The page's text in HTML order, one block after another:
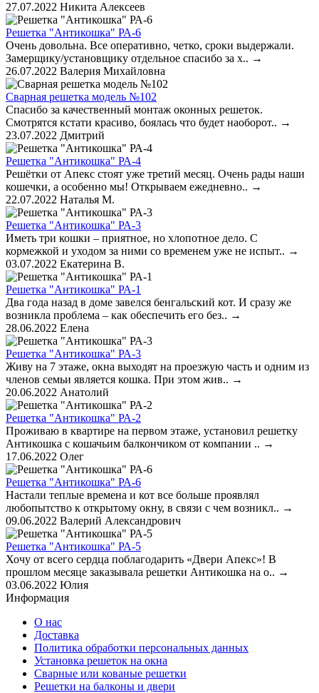
27.07.2022 Никита Алексеев
Решетка "Антикошка" РА-6
Очень довольна. Все оперативно, четко, сроки выдержали.
Замерщику/установщику отдельное спасибо за х.. →
26.07.2022 Валерия Михайловна
Сварная решетка модель №102
Спасибо за качественный монтаж оконных решеток.
Смотрятся кстати красиво, боялась что будет наоборот.. →
23.07.2022 Дмитрий
Решетка "Антикошка" РА-4
Решётки от Апекс стоят уже третий месяц. Очень рады наши
кошечки, а особенно мы! Открываем ежедневно.. →
22.07.2022 Наталья М.
Решетка "Антикошка" РА-3
Иметь три кошки – приятное, но хлопотное дело. С
кормежкой и уходом за ними со временем уже не испыт.. →
03.07.2022 Екатерина В.
Решетка "Антикошка" РА-1
Два года назад в доме завелся бенгальский кот. И сразу же
возникла проблема – как обеспечить его без.. →
28.06.2022 Елена
Решетка "Антикошка" РА-3
Живу на 7 этаже, окна выходят на проезжую часть и одним из
членов семьи является кошка. При этом жив.. →
20.06.2022 Анатолий
Решетка "Антикошка" РА-2
Проживаю в квартире на первом этаже, установил решетку
Антикошка с кошачьим балкончиком от компании .. →
17.06.2022 Олег
Решетка "Антикошка" РА-6
Настали теплые времена и кот все больше проявлял
любопытство к открытому окну, в связи с чем возникл.. →
09.06.2022 Валерий Александрович
Решетка "Антикошка" РА-5
Хочу от всего сердца поблагодарить «Двери Апекс»! В
прошлом месяце заказывала решетки Антикошка на о.. →
03.06.2022 Юлия
Информация
О нас
Доставка
Политика обработки персональных данных
Установка решеток на окна
Сварные или кованые решетки
Решетки на балконы и двери